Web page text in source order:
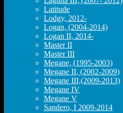
Latitude
Lodgy, 2012-
Logan, (2004-2014)
Logan II, 2014-
Master II
Master III
Megane, (1995-2003)
Megane II, (2002-2009)
Megane III,(2009-2013)
Megane IV
Megane V
Sandero, I 2009-2014